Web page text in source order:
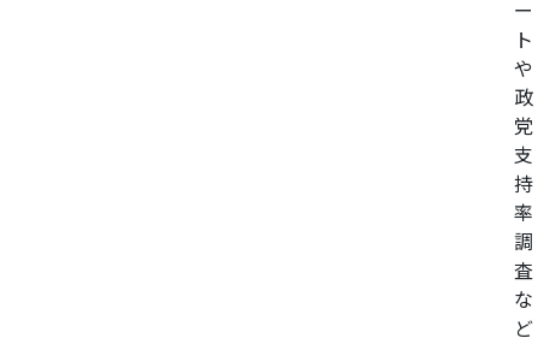
ー
ト
や
政
党
支
持
率
調
査
な
ど